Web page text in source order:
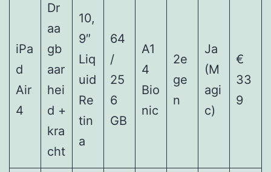
iPa
d
Air
4
Dr
aa
gb
aar
hei
d +
kra
cht
10,
9″
Liq
uid
Re
tin
a
64
/
25
6
GB
A1
4
Bio
nic
2e
ge
n
Ja
(M
agi
c)
€
33
9